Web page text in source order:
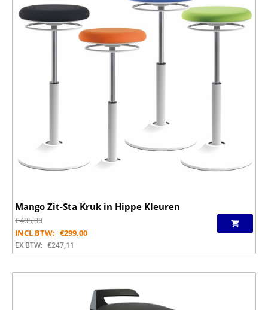
Mango Zit-Sta Kruk in Hippe Kleuren
€405,00
INCL BTW: €299,00
EX BTW: €247,11